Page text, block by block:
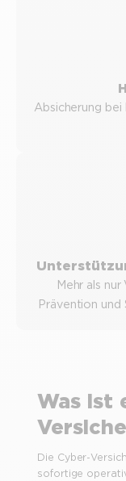
Absicherung
Mehr als
Prävention und
Was ist
Die Cyber-
sofortige